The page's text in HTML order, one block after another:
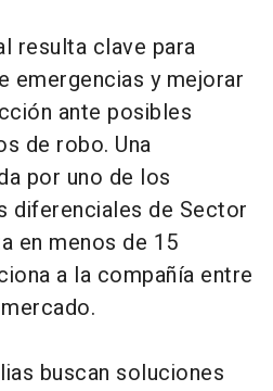
resulta clave para
emergencias y mejorar
ante posibles
de robo. Una
por uno de los
diferenciales de Sector
en menos de 15
a la compañía entre
buscan soluciones